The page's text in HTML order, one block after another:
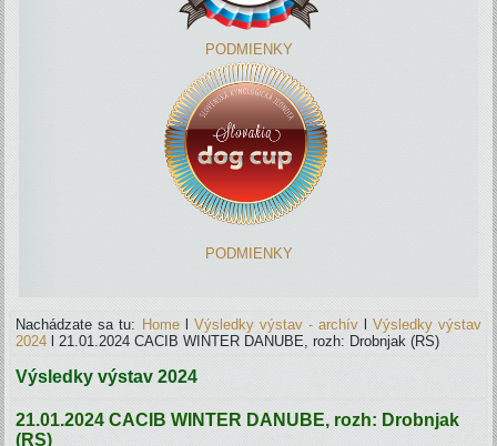
PODMIENKY
PODMIENKY
Nachádzate sa tu: Homel Výsledky výstav - archívl Výsledky výstav
2024 l21.01.2024 CACIB WINTER DANUBE, rozh: Drobnjak (RS)
Výsledky výstav 2024
21.01.2024 CACIB WINTER DANUBE, rozh: Drobnjak
(RS)